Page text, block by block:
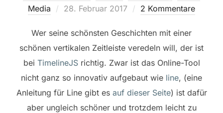
Media
Veröffentlicht
28. Februar 2017 2 Kommentare
Wer seine schönsten Geschichten mit einer
schönen vertikalen Zeitleiste veredeln will, der ist
bei TimelineJSrichtig. Zwar ist das Online-Tool
nicht ganz so innovativ aufgebaut wie line, (eine
Anleitung für Line gibt es auf dieser Seite) ist dafür
aber ungleich schöner und trotzdem leicht zu